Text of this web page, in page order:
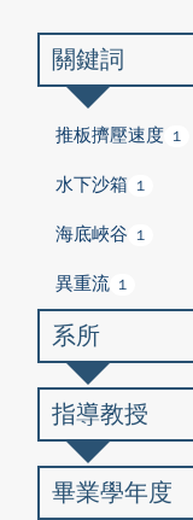
關鍵詞
推板擠壓速度 1
水下沙箱 1
海底峽谷 1
異重流 1
系所
指導教授
畢業學年度